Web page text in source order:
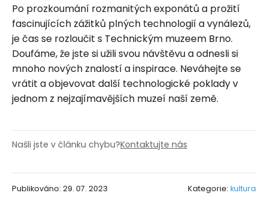
Po prozkoumání rozmanitých exponátů a prožití
fascinujících zážitků plných technologií a vynálezů,
je čas se rozloučit s Technickým muzeem Brno.
Doufáme, že jste si užili svou návštěvu a odnesli si
mnoho nových znalostí a inspirace. Neváhejte se
vrátit a objevovat další technologické poklady v
jednom z nejzajímavějších muzeí naší země.
Našli jste v článku chybu?Kontaktujte nás
Publikováno: 29. 07. 2023 Kategorie: kultura